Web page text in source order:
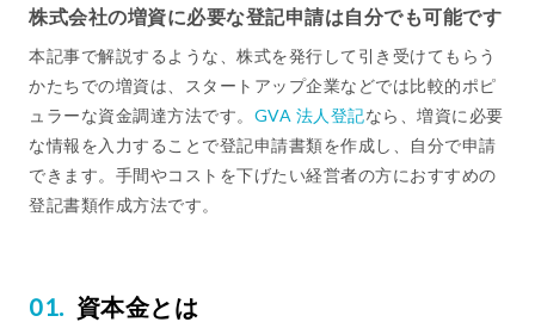
株式会社の増資に必要な登記申請は自分でも可能です
本記事で解説するような、株式を発行して引き受けてもらう
かたちでの増資は、スタートアップ企業などでは比較的ポピ
ュラーな資金調達方法です。 GVA 法人登記なら、増資に必要
な情報を入力することで登記申請書類を作成し、自分で申請
できます。手間やコストを下げたい経営者の方におすすめの
登記書類作成方法です。
資本金とは